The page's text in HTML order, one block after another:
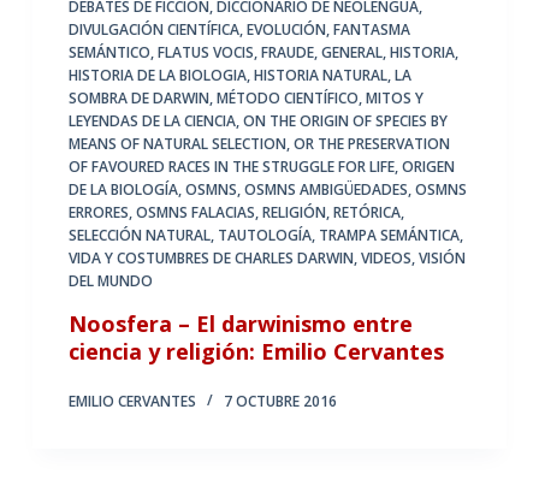
DEBATES DE FICCIÓN,DICCIONARIO DE NEOLENGUA,
DIVULGACIÓN CIENTÍFICA,EVOLUCIÓN,FANTASMA
SEMÁNTICO,FLATUS VOCIS,FRAUDE,GENERAL,HISTORIA,
HISTORIA DE LA BIOLOGIA,HISTORIA NATURAL,LA
SOMBRA DE DARWIN,MÉTODO CIENTÍFICO,MITOS Y
LEYENDAS DE LA CIENCIA,ON THE ORIGIN OF SPECIES BY
MEANS OF NATURAL SELECTION,OR THE PRESERVATION
OF FAVOURED RACES IN THE STRUGGLE FOR LIFE,ORIGEN
DE LA BIOLOGÍA,OSMNS,OSMNS AMBIGÜEDADES,OSMNS
ERRORES,OSMNS FALACIAS,RELIGIÓN,RETÓRICA,
SELECCIÓN NATURAL, TAUTOLOGÍA, TRAMPA SEMÁNTICA,
VIDA Y COSTUMBRES DE CHARLES DARWIN,VIDEOS,VISIÓN
DEL MUNDO
Noosfera – El darwinismo entre
ciencia y religión: Emilio Cervantes
EMILIO CERVANTES 7 OCTUBRE 2016